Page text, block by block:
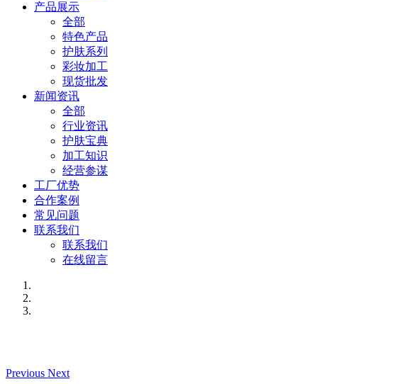
产品展示
全部
特色产品
护肤系列
彩妆加工
现货批发
新闻资讯
全部
行业资讯
护肤宝典
加工知识
经营参谋
工厂优势
合作案例
常见问题
联系我们
联系我们
在线留言
Previous Next